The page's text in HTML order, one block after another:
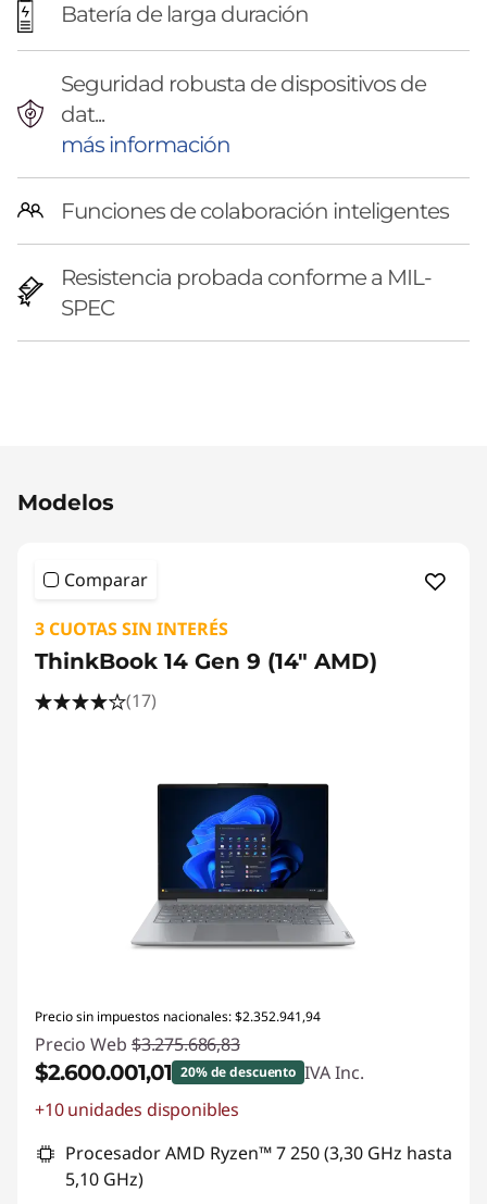
Batería de larga duración
Seguridad robusta de dispositivos de
dat...
más información
Funciones de colaboración inteligentes
Resistencia probada conforme a MIL-
SPEC
Modelos
Comparar
3 CUOTAS SIN INTERÉS
ThinkBook 14 Gen 9 (14" AMD)
(17)
Precio sin impuestos nacionales: $2.352.941,94
Precio Web $3.275.686,83
$2.600.001,01 20% de descuento IVA Inc.
Descuento prod (inc IVA) :
+10 unidades disponibles
Procesador AMD Ryzen™ 7 250 (3,30 GHz hasta
5,10 GHz)